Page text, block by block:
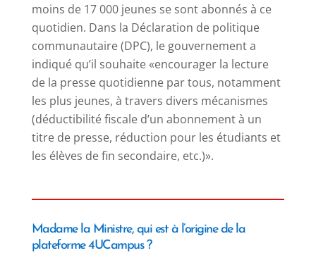
moins de 17 000 jeunes se sont abonnés à ce
quotidien. Dans la Déclaration de politique
communautaire (DPC), le gouvernement a
indiqué qu’il souhaite«encouragerla lecture
de la presse quotidienne par tous, notamment
les plus jeunes, à travers divers mécanismes
(déductibilité fiscale d’un abonnement à un
titre de presse, réduction pour les étudiants et
les élèves de fin secondaire, etc.)».
Madame la Ministre, qui est à l’origine de la
plateforme 4UCampus ?